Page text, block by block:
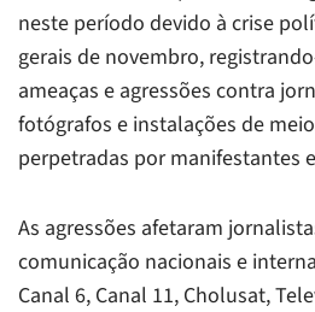
neste período devido à crise
gerais de novembro,
ameaças e agressões contra
fotógrafos e instalações de
perpetradas por manifestantes
As agressões afetaram
comunicação nacionais e
Canal 6, Canal 11, Cholusat,